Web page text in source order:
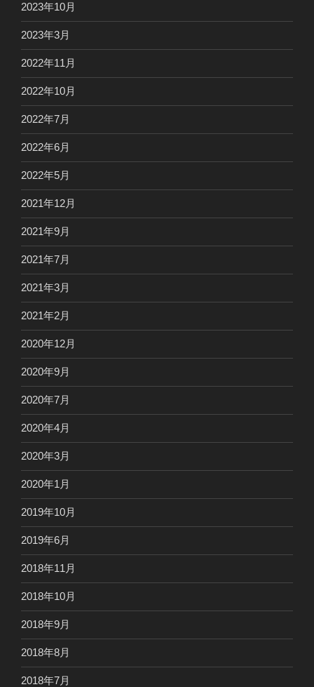
2023年10月
2023年3月
2022年11月
2022年10月
2022年7月
2022年6月
2022年5月
2021年12月
2021年9月
2021年7月
2021年3月
2021年2月
2020年12月
2020年9月
2020年7月
2020年4月
2020年3月
2020年1月
2019年10月
2019年6月
2018年11月
2018年10月
2018年9月
2018年8月
2018年7月